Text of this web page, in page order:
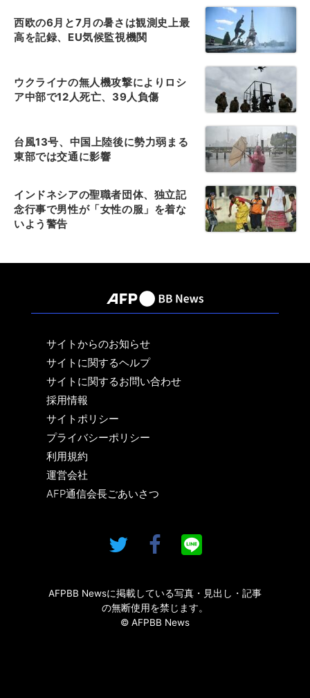
西欧の6月と7月の暑さは観測史上最
高を記録、EU気候監視機関
ウクライナの無人機攻撃によりロシ
ア中部で12人死亡、39人負傷
台風13号、中国上陸後に勢力弱まる
東部では交通に影響
インドネシアの聖職者団体、独立記
念行事で男性が「女性の服」を着な
いよう警告
サイトからのお知らせ
サイトに関するヘルプ
サイトに関するお問い合わせ
採用情報
サイトポリシー
プライバシーポリシー
利用規約
運営会社
AFP通信会長ごあいさつ
AFPBB Newsに掲載している写真・見出し・記事
の無断使用を禁じます。
© AFPBB News